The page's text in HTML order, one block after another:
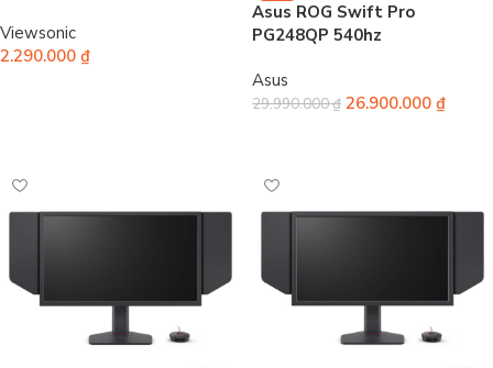
Viewsonic
2.290.000 ₫
Asus ROG Swift Pro
PG248QP 540hz
Asus
29.990.000₫ 26.900.000 ₫